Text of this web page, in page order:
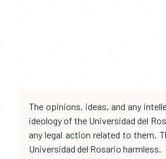
The opinions, ideas, and any
ideology of the Universidad del
any legal action related to them.
Universidad del Rosario harmless.